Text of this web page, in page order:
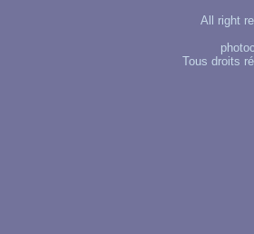
All right
Tous droits